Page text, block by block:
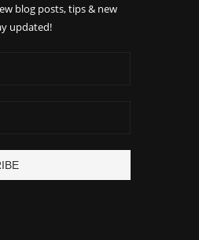
blog posts, tips & new
updated!